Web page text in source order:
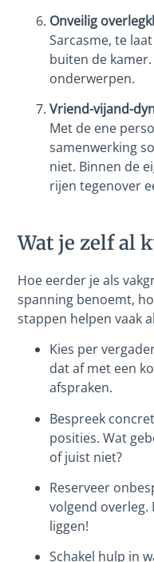
Onveilig
Sarcasme, te
buiten de
onderwerpen.
Vriend-vijand-
Met de ene
samenwerking
niet. Binnen de
rijen tegenover
Wat je zelf al
Hoe eerder je als
spanning benoemt,
stappen helpen vaak
Kies per
dat af met een
afspraken.
Bespreek
posities. Wat
of juist niet?
Reserveer
volgend
liggen!
Schakel hulp in